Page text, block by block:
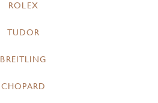
ROLEX
TUDOR
BREITLING
CHOPARD